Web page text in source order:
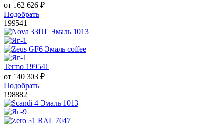
от 162 626 ₽
Подобрать
199541
Termo 199541
от 140 303 ₽
Подобрать
198882